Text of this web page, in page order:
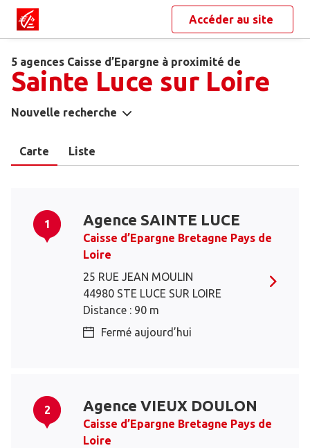
Accéder au site
5 agences Caisse d’Epargne à proximité de
Sainte Luce sur Loire
Nouvelle recherche
Carte Liste
1 Agence SAINTE LUCE
Caisse d’Epargne Bretagne Pays de
Loire
25 RUE JEAN MOULIN
44980 STE LUCE SUR LOIRE
Distance : 90 m
Fermé aujourd’hui
2 Agence VIEUX DOULON
Caisse d’Epargne Bretagne Pays de
Loire